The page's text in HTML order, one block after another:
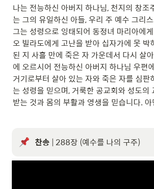
나는 전능하신 아버지 하나님, 천지의 창조
는 그의 유일하신 아들, 우리 주 예수 그리
그는 성령으로 잉태되어 동정녀 마리아에
오 빌라도에게 고난을 받아 십자가에 못 박
된 지 사흘 만에 죽은 자 가운데서 다시 살
에 오르시어 전능하신 아버지 하나님 우편
거기로부터 살아 있는 자와 죽은 자를 심판
는 성령을 믿으며, 거룩한 공교회와 성도의
받는 것과 몸의 부활과 영생을 믿습니다.
찬송 | 288장 (예수를 나의 구주)